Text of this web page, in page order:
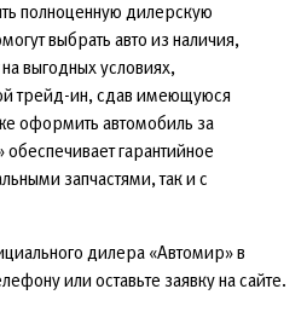
полноценную дилерскую
выбрать авто из наличия,
выгодных условиях,
трейд-ин, сдав имеющуюся
оформить автомобиль за
гарантийное
запчастями, так и с
дилера «Автомир» в
или оставьте заявку на сайте.